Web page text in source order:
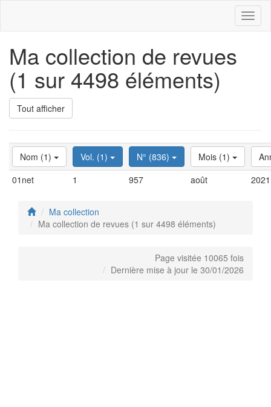
Ma collection de revues
(1 sur 4498 éléments)
Tout afficher
Nom (1) Vol. (1) N° (836) Mois (1)
01net
1 957 août 2021
Ma collection
Ma collection de revues (1 sur 4498 éléments)
Page visitée 10065 fois
Dernière mise à jour le 30/01/2026